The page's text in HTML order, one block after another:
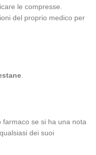
le compresse.
del proprio medico per
farmaco se si ha una nota
dei suoi